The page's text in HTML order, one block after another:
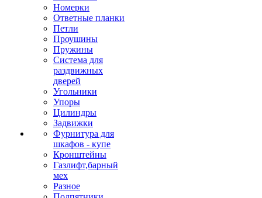
Номерки
Ответные планки
Петли
Проушины
Пружины
Система для
раздвижных
дверей
Угольники
Упоры
Цилиндры
Задвижки
Фурнитура для
шкафов - купе
Кронштейны
Газлифт,барный
мех
Разное